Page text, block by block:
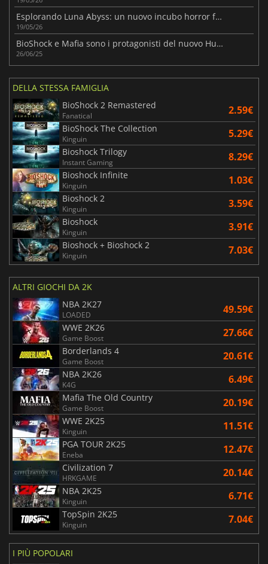
Esplorando Luna Abyss: un nuovo incubo horror fantascientifico
19/05/26
BioShock e Mafia sono i protagonisti del nuovo Humble Bundle!
26/06/25
DELLA STESSA FAMIGLIA
BioShock 2 Remastered
Fanatical 2.59€
BioShock The Collection
Kinguin 5.29€
Bioshock Trilogy
Instant Gaming 8.29€
Bioshock Infinite
Kinguin 1.03€
Bioshock 2
Kinguin 3.59€
Bioshock
Kinguin 3.91€
Bioshock + Bioshock 2
Kinguin 7.03€
ALTRI GIOCHI DA 2K
NBA 2K27
LOADED 49.59€
WWE 2K26
Game Boost 27.66€
Borderlands 4
Game Boost 20.61€
NBA 2K26
K4G 6.49€
Mafia The Old Country
Game Boost 20.19€
WWE 2K25
Kinguin 11.51€
PGA TOUR 2K25
Eneba 12.47€
Civilization 7
HRKGAME 20.14€
NBA 2K25
Kinguin 6.71€
TopSpin 2K25
Kinguin 7.04€
I PIÙ POPOLARI